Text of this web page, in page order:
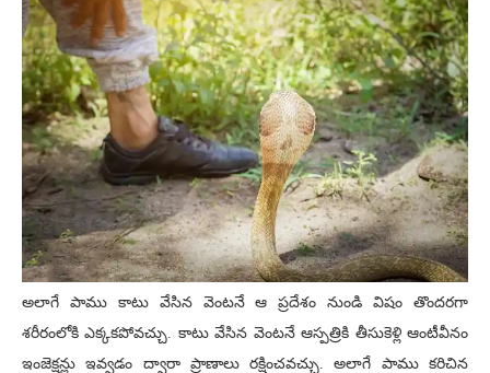
అలాగే పాము కాటు వేసిన వెంటనే ఆ ప్రదేశం నుండి విషం తొందరగా
శరీరంలోకి ఎక్కకపోవచ్చు. కాటు వేసిన వెంటనే ఆస్పత్రికి తీసుకెళ్లి ఆంటీవీనం
ఇంజెక్షన్లు ఇవ్వడం ద్వారా ప్రాణాలు రక్షించవచ్చు. అలాగే పాము కరిచిన